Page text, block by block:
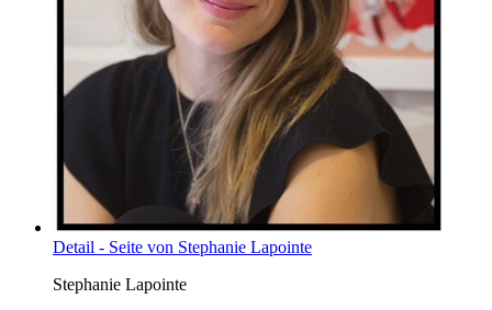
Detail - Seite von Stephanie Lapointe
Stephanie Lapointe